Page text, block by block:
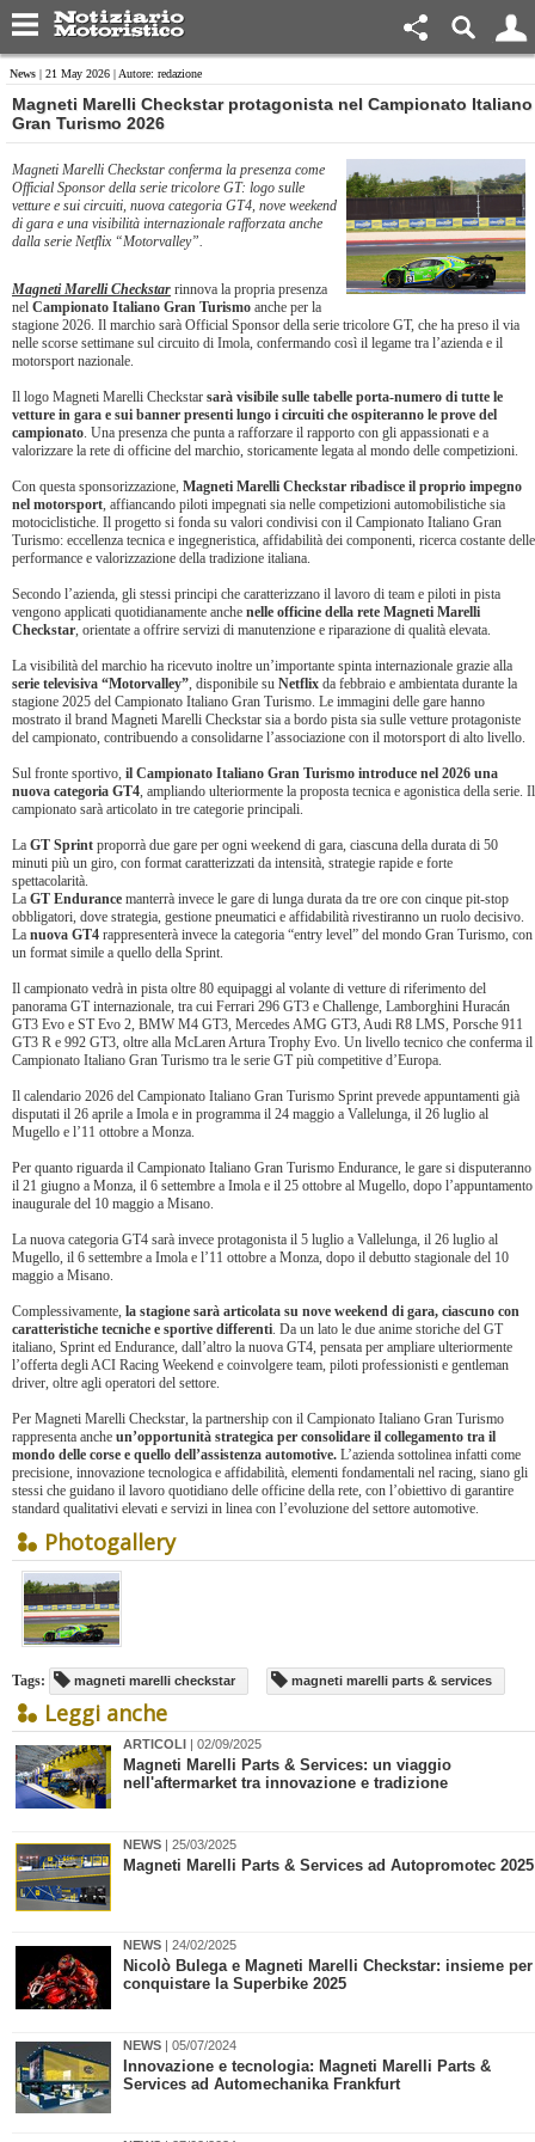
News | 21 May 2026 | Autore: redazione
​Magneti Marelli Checkstar protagonista nel Campionato Italiano
Gran Turismo 2026
Magneti Marelli Checkstar conferma la presenza come
Official Sponsor della serie tricolore GT: logo sulle
vetture e sui circuiti, nuova categoria GT4, nove weekend
di gara e una visibilità internazionale rafforzata anche
dalla serie Netflix “Motorvalley”.
Magneti Marelli Checkstar rinnova la propria presenza
nel Campionato Italiano Gran Turismo anche per la
stagione 2026. Il marchio sarà Official Sponsor della serie tricolore GT, che ha preso il via
nelle scorse settimane sul circuito di Imola, confermando così il legame tra l’azienda e il
motorsport nazionale.
Il logo Magneti Marelli Checkstar sarà visibile sulle tabelle porta-numero di tutte le
vetture in gara e sui banner presenti lungo i circuiti che ospiteranno le prove del
campionato. Una presenza che punta a rafforzare il rapporto con gli appassionati e a
valorizzare la rete di officine del marchio, storicamente legata al mondo delle competizioni.
Con questa sponsorizzazione, Magneti Marelli Checkstar ribadisce il proprio impegno
nel motorsport, affiancando piloti impegnati sia nelle competizioni automobilistiche sia
motociclistiche. Il progetto si fonda su valori condivisi con il Campionato Italiano Gran
Turismo: eccellenza tecnica e ingegneristica, affidabilità dei componenti, ricerca costante delle
performance e valorizzazione della tradizione italiana.
Secondo l’azienda, gli stessi principi che caratterizzano il lavoro di team e piloti in pista
vengono applicati quotidianamente anche nelle officine della rete Magneti Marelli
Checkstar, orientate a offrire servizi di manutenzione e riparazione di qualità elevata.
La visibilità del marchio ha ricevuto inoltre un’importante spinta internazionale grazie alla
serie televisiva “Motorvalley”, disponibile su Netflix da febbraio e ambientata durante la
stagione 2025 del Campionato Italiano Gran Turismo. Le immagini delle gare hanno
mostrato il brand Magneti Marelli Checkstar sia a bordo pista sia sulle vetture protagoniste
del campionato, contribuendo a consolidarne l’associazione con il motorsport di alto livello.
Sul fronte sportivo, il Campionato Italiano Gran Turismo introduce nel 2026 una
nuova categoria GT4, ampliando ulteriormente la proposta tecnica e agonistica della serie. Il
campionato sarà articolato in tre categorie principali.
La GT Sprint proporrà due gare per ogni weekend di gara, ciascuna della durata di 50
minuti più un giro, con format caratterizzati da intensità, strategie rapide e forte
spettacolarità.
La GT Endurance manterrà invece le gare di lunga durata da tre ore con cinque pit-stop
obbligatori, dove strategia, gestione pneumatici e affidabilità rivestiranno un ruolo decisivo.
La nuova GT4 rappresenterà invece la categoria “entry level” del mondo Gran Turismo, con
un format simile a quello della Sprint.
Il campionato vedrà in pista oltre 80 equipaggi al volante di vetture di riferimento del
panorama GT internazionale, tra cui Ferrari 296 GT3 e Challenge, Lamborghini Huracán
GT3 Evo e ST Evo 2, BMW M4 GT3, Mercedes AMG GT3, Audi R8 LMS, Porsche 911
GT3 R e 992 GT3, oltre alla McLaren Artura Trophy Evo. Un livello tecnico che conferma il
Campionato Italiano Gran Turismo tra le serie GT più competitive d’Europa.
Il calendario 2026 del Campionato Italiano Gran Turismo Sprint prevede appuntamenti già
disputati il 26 aprile a Imola e in programma il 24 maggio a Vallelunga, il 26 luglio al
Mugello e l’11 ottobre a Monza.
Per quanto riguarda il Campionato Italiano Gran Turismo Endurance, le gare si disputeranno
il 21 giugno a Monza, il 6 settembre a Imola e il 25 ottobre al Mugello, dopo l’appuntamento
inaugurale del 10 maggio a Misano.
La nuova categoria GT4 sarà invece protagonista il 5 luglio a Vallelunga, il 26 luglio al
Mugello, il 6 settembre a Imola e l’11 ottobre a Monza, dopo il debutto stagionale del 10
maggio a Misano.
Complessivamente, la stagione sarà articolata su nove weekend di gara, ciascuno con
caratteristiche tecniche e sportive differenti. Da un lato le due anime storiche del GT
italiano, Sprint ed Endurance, dall’altro la nuova GT4, pensata per ampliare ulteriormente
l’offerta degli ACI Racing Weekend e coinvolgere team, piloti professionisti e gentleman
driver, oltre agli operatori del settore.
Per Magneti Marelli Checkstar, la partnership con il Campionato Italiano Gran Turismo
rappresenta anche un’opportunità strategica per consolidare il collegamento tra il
mondo delle corse e quello dell’assistenza automotive. L’azienda sottolinea infatti come
precisione, innovazione tecnologica e affidabilità, elementi fondamentali nel racing, siano gli
stessi che guidano il lavoro quotidiano delle officine della rete, con l’obiettivo di garantire
standard qualitativi elevati e servizi in linea con l’evoluzione del settore automotive.
Photogallery
Tags: magneti marelli checkstar magneti marelli parts & services
Leggi anche
ARTICOLI | 02/09/2025
Magneti Marelli Parts & Services: un viaggio
nell'aftermarket tra innovazione e tradizione
NEWS | 25/03/2025
​Magneti Marelli Parts & Services ad Autopromotec 2025
NEWS | 24/02/2025
Nicolò Bulega e Magneti Marelli Checkstar: insieme per
conquistare la Superbike 2025
NEWS | 05/07/2024
​Innovazione e tecnologia: Magneti Marelli Parts &
Services ad Automechanika Frankfurt